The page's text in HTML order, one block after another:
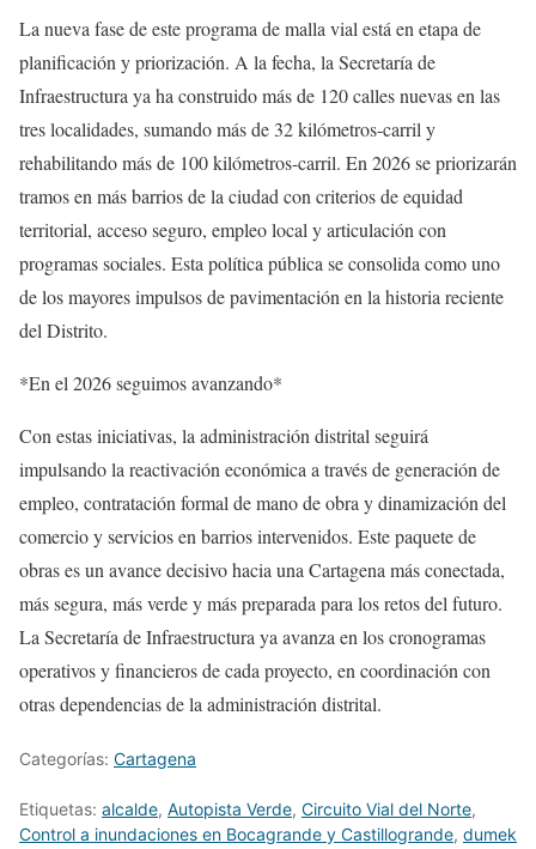
La nueva fase de este programa de malla vial está en etapa de
planificación y priorización. A la fecha, la Secretaría de
Infraestructura ya ha construido más de 120 calles nuevas en las
tres localidades, sumando más de 32 kilómetros-carril y
rehabilitando más de 100 kilómetros-carril. En 2026 se priorizarán
tramos en más barrios de la ciudad con criterios de equidad
territorial, acceso seguro, empleo local y articulación con
programas sociales. Esta política pública se consolida como uno
de los mayores impulsos de pavimentación en la historia reciente
del Distrito.
*En el 2026 seguimos avanzando*
Con estas iniciativas, la administración distrital seguirá
impulsando la reactivación económica a través de generación de
empleo, contratación formal de mano de obra y dinamización del
comercio y servicios en barrios intervenidos. Este paquete de
obras es un avance decisivo hacia una Cartagena más conectada,
más segura, más verde y más preparada para los retos del futuro.
La Secretaría de Infraestructura ya avanza en los cronogramas
operativos y financieros de cada proyecto, en coordinación con
otras dependencias de la administración distrital.
Categorías: Cartagena
Etiquetas: alcalde, Autopista Verde, Circuito Vial del Norte,
Control a inundaciones en Bocagrande y Castillogrande, dumek